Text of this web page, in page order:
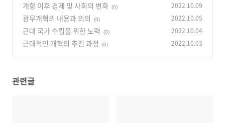
개항 이후 경제 및 사회의 변화 (0) 2022.10.09
광무개혁의 내용과 의의 (0) 2022.10.05
근대 국가 수립을 위한 노력 (0) 2022.10.04
근대적인 개혁의 추진 과정 (0) 2022.10.03
관련글